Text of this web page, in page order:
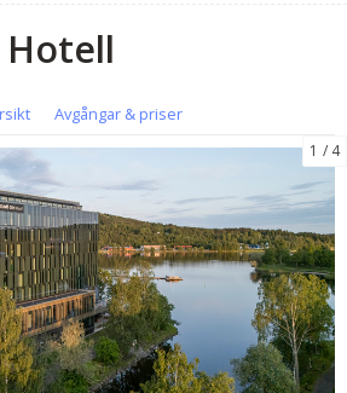
Hotell
Avgångar & priser
1 4